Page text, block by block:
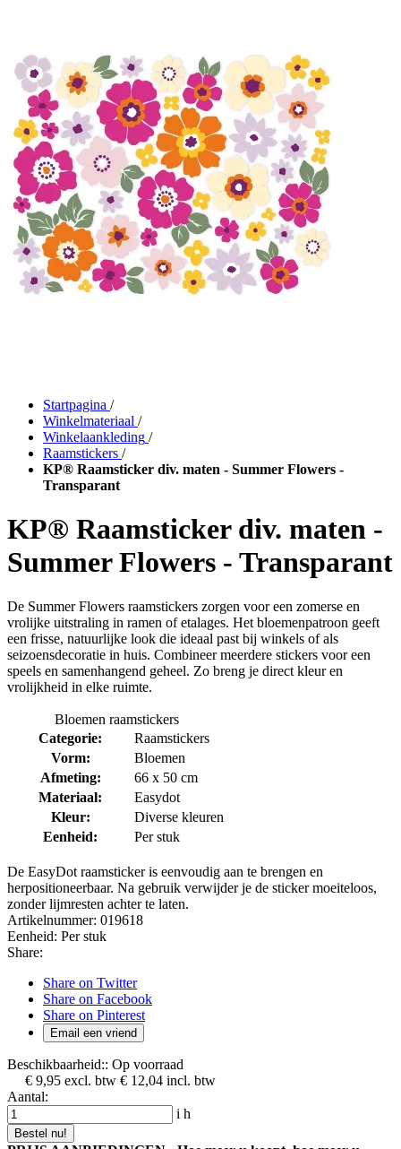
Startpagina /
Winkelmateriaal /
Winkelaankleding /
Raamstickers /
KP® Raamsticker div. maten - Summer Flowers -
Transparant
KP® Raamsticker div. maten -
Summer Flowers - Transparant
De Summer Flowers raamstickers zorgen voor een zomerse en
vrolijke uitstraling in ramen of etalages. Het bloemenpatroon geeft
een frisse, natuurlijke look die ideaal past bij winkels of als
seizoensdecoratie in huis. Combineer meerdere stickers voor een
speels en samenhangend geheel. Zo breng je direct kleur en
vrolijkheid in elke ruimte.
Bloemen raamstickers
Categorie:
Raamstickers
Vorm:
Bloemen
Afmeting:
66 x 50 cm
Materiaal:
Easydot
Kleur:
Diverse kleuren
Eenheid:
Per stuk
De EasyDot raamsticker is eenvoudig aan te brengen en
herpositioneerbaar. Na gebruik verwijder je de sticker moeiteloos,
zonder lijmresten achter te laten.
Artikelnummer: 019618
Eenheid: Per stuk
Share:
Share on Twitter
Share on Facebook
Share on Pinterest
Email een vriend
Beschikbaarheid:: Op voorraad
€ 9,95 excl. btw € 12,04 incl. btw
Aantal:
i h
Bestel nu!